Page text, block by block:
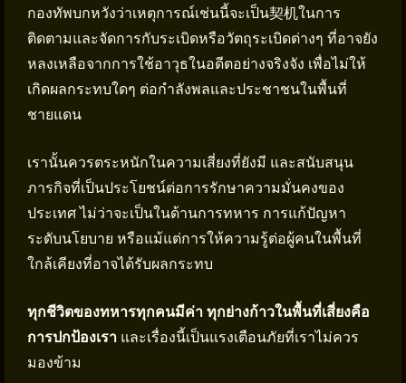
กองทัพบกหวังว่าเหตุการณ์เช่นนี้จะเป็น契机ในการ
ติดตามและจัดการกับระเบิดหรือวัตถุระเบิดต่างๆ ที่อาจยัง
หลงเหลือจากการใช้อาวุธในอดีตอย่างจริงจัง เพื่อไม่ให้
เกิดผลกระทบใดๆ ต่อกำลังพลและประชาชนในพื้นที่
ชายแดน
เรานั้นควรตระหนักในความเสี่ยงที่ยังมี และสนับสนุน
ภารกิจที่เป็นประโยชน์ต่อการรักษาความมั่นคงของ
ประเทศ ไม่ว่าจะเป็นในด้านการทหาร การแก้ปัญหา
ระดับนโยบาย หรือแม้แต่การให้ความรู้ต่อผู้คนในพื้นที่
ใกล้เคียงที่อาจได้รับผลกระทบ
ทุกชีวิตของทหารทุกคนมีค่า ทุกย่างก้าวในพื้นที่เสี่ยงคือ
การปกป้องเรา และเรื่องนี้เป็นแรงเตือนภัยที่เราไม่ควร
มองข้าม